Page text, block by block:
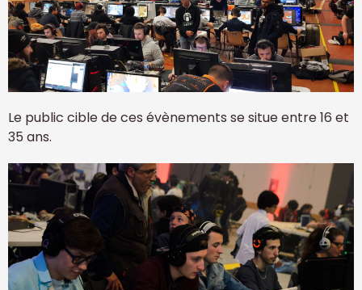
Le public cible de ces évènements se situe entre 16 et
35 ans.